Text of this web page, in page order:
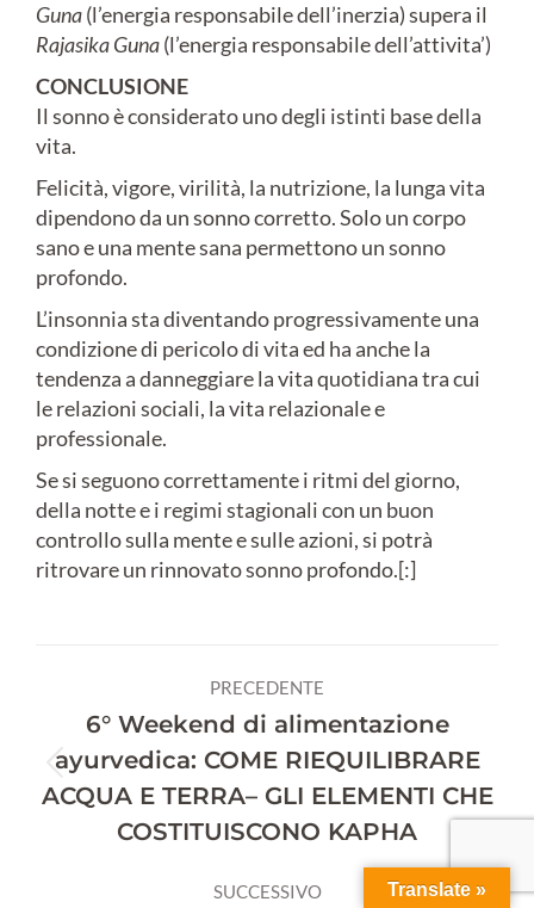
Guna(l’energia responsabile dell’inerzia) supera il
Rajasika Guna(l’energia responsabile dell’attivita’)
CONCLUSIONE
Il sonno è considerato uno degli istinti base della
vita.
Felicità, vigore, virilità, la nutrizione, la lunga vita
dipendono da un sonno corretto. Solo un corpo
sano e una mente sana permettono un sonno
profondo.
L’insonnia sta diventando progressivamente una
condizione di pericolo di vita ed ha anche la
tendenza a danneggiare la vita quotidiana tra cui
le relazioni sociali, la vita relazionale e
professionale.
Se si seguono correttamente i ritmi del giorno,
della notte e i regimi stagionali con un buon
controllo sulla mente e sulle azioni, si potrà
ritrovare un rinnovato sonno profondo.[:]
tra
post
PRECEDENTE
Post
precedente:
6° Weekend di alimentazione
ayurvedica: COME RIEQUILIBRARE
ACQUA E TERRA– GLI ELEMENTI CHE
COSTITUISCONO KAPHA
SUCCESSIVO Translate »